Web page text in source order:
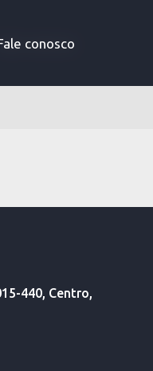
conosco
conosco
440, Centro,